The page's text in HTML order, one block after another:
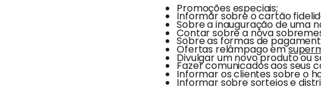
Promoções especiais;
Informar sobre o cartão
Sobre a inauguração de uma
Contar sobre a nova
Sobre as formas de
Ofertas relâmpago em
Divulgar um novo produto ou
Fazer comunicados aos seus
Informar os clientes sobre o
Informar sobre sorteios e